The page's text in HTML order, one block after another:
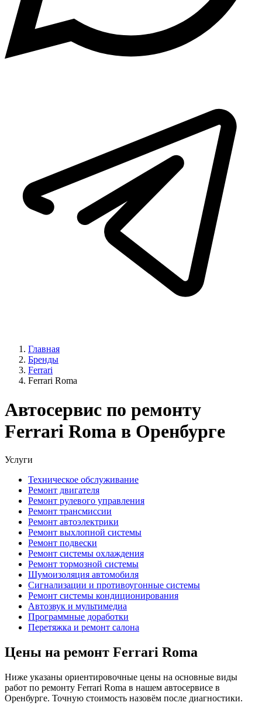
Главная
Бренды
Ferrari
Ferrari Roma
Автосервис по ремонту
Ferrari Roma в Оренбурге
Услуги
Техническое обслуживание
Ремонт двигателя
Ремонт рулевого управления
Ремонт трансмиссии
Ремонт автоэлектрики
Ремонт выхлопной системы
Ремонт подвески
Ремонт системы охлаждения
Ремонт тормозной системы
Шумоизоляция автомобиля
Сигнализации и противоугонные системы
Ремонт системы кондиционирования
Автозвук и мультимедиа
Программные доработки
Перетяжка и ремонт салона
Цены на ремонт Ferrari Roma
Ниже указаны ориентировочные цены на основные виды
работ по ремонту Ferrari Roma в нашем автосервисе в
Оренбурге. Точную стоимость назовём после диагностики.